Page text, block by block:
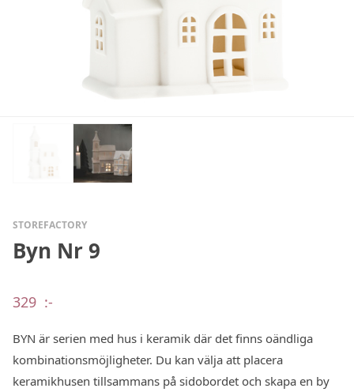
STOREFACTORY
Byn Nr 9
329 :-
BYN är serien med hus i keramik där det finns oändliga
kombinationsmöjligheter. Du kan välja att placera
keramikhusen tillsammans på sidobordet och skapa en by